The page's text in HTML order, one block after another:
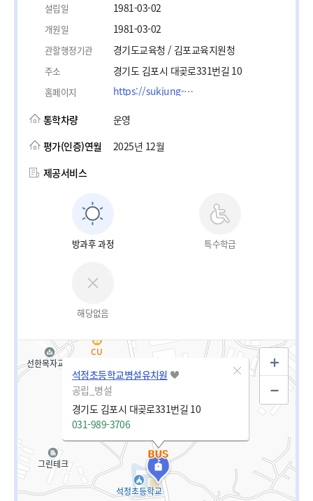
설립일 1981-03-02
개원일 1981-03-02
관할행정기관 경기도교육청 / 김포교육지원청
주소 경기도 김포시 대곶로331번길 10
홈페이지 https://sukjung-e.gpoe.kr/
통학차량
운영
평가(인증)연월
2025년 12월
제공서비스
방과후 과정 특수학급
해당없음
석정초등학교병설유치원
공립_병설
경기도 김포시 대곶로331번길 10
031-989-3706